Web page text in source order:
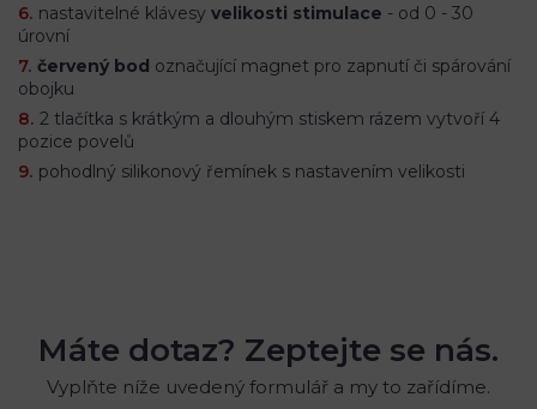
nastavitelné klávesy velikosti stimulace - od 0 - 30
úrovní
červený bod označující magnet pro zapnutí či spárování
obojku
2 tlačítka s krátkým a dlouhým stiskem rázem vytvoří 4
pozice povelů
pohodlný silikonový řemínek s nastavením velikosti
Máte dotaz? Zeptejte se nás.
Vyplňte níže uvedený formulář a my to zařídíme.